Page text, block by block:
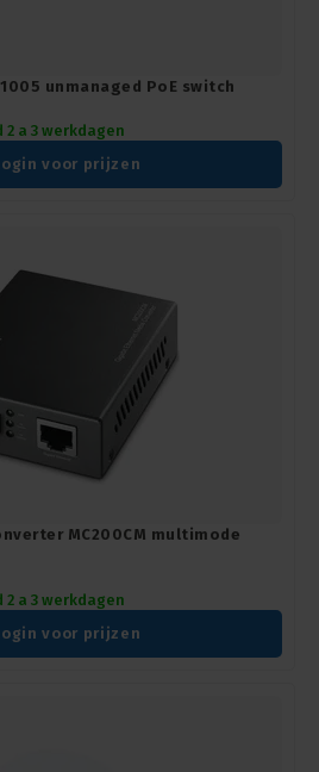
unmanaged PoE switch
a 3 werkdagen
voor prijzen
MC200CM multimode
a 3 werkdagen
voor prijzen